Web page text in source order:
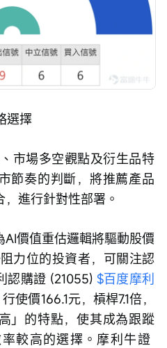
選擇
節奏的判斷，將推薦產品
進行針對性部署。
價值重估邏輯將驅動股價
力位的投資者，可關注認
認購證 (21055) $百度摩利
行使價166.1元，槓桿7.1倍，
」的特點，使其成為跟蹤
較高的選擇。摩利牛證